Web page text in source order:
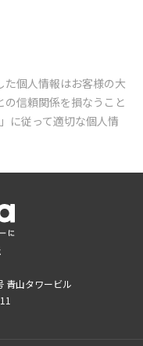
個人情報はお客様の大
信頼関係を損なうこと
」に従って適切な個人情
青山タワービル